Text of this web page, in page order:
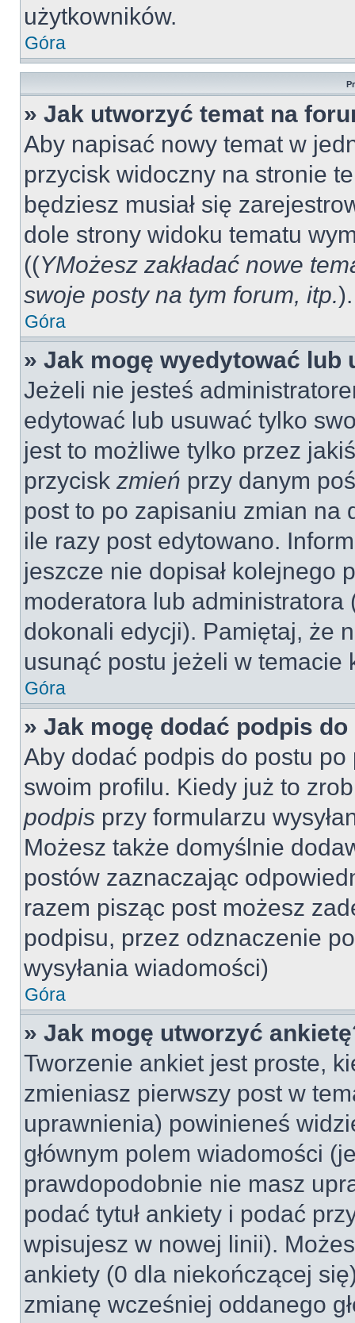
użytkowników.
Góra
» Jak utworzyć temat na
Aby napisać nowy temat w
przycisk widoczny na stronie
będziesz musiał się
dole strony widoku tematu
((YMożesz zakładać nowe
swoje posty na tym forum, itp.).
Góra
» Jak mogę wyedytować lub
Jeżeli nie jesteś
edytować lub usuwać tylko
jest to możliwe tylko przez
przycisk zmień przy danym
post to po zapisaniu zmian na
ile razy post edytowano.
jeszcze nie dopisał kolejnego
moderatora lub
dokonali edycji). Pamiętaj, że
usunąć postu jeżeli w temacie
Góra
» Jak mogę dodać podpis
Aby dodać podpis do postu
swoim profilu. Kiedy już to
podpis przy formularzu
Możesz także domyślnie
postów zaznaczając
razem pisząc post możesz
podpisu, przez odznaczenie
wysyłania wiadomości)
Góra
» Jak mogę utworzyć
Tworzenie ankiet jest proste,
zmieniasz pierwszy post w
uprawnienia) powinieneś
głównym polem wiadomości
prawdopodobnie nie masz
podać tytuł ankiety i podać
wpisujesz w nowej linii).
ankiety (0 dla niekończącej
zmianę wcześniej oddanego